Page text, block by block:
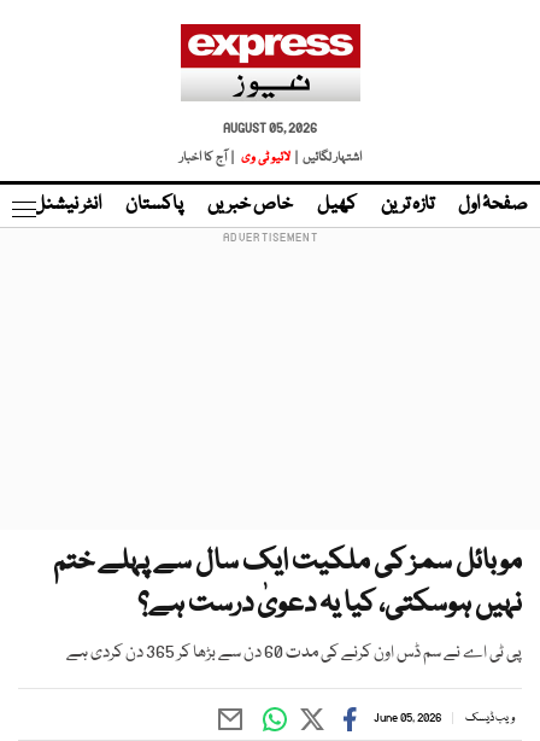
AUGUST 05, 2026
اشتہار لگائیں |
لائیو ٹی وی | آج کا اخبار
صفحۂ اول تازہ ترین کھیل خاص خبریں پاکستان انٹر نیشنل
موبائل سمز کی ملکیت ایک سال سے پہلے ختم
نہیں ہوسکتی، کیا یہ دعویٰ درست ہے؟
پی ٹی اے نے سم ڈس اون کرنے کی مدت 60 دن سے بڑھا کر 365 دن کردی ہے
ویب ڈیسک June 05, 2026